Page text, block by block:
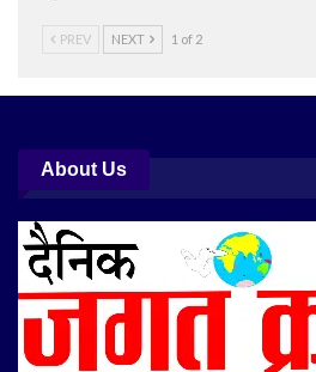
PREV NEXT 1 of 2
About Us